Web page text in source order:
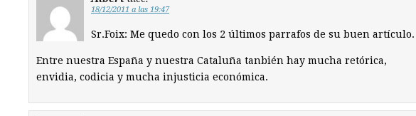
18/12/2011 a las 19:47
Sr.Foix: Me quedo con los 2 últimos parrafos de su buen artículo.
Entre nuestra España y nuestra Cataluña tanbién hay mucha retórica,
envidia, codicia y mucha injusticia económica.